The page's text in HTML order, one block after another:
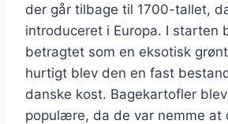
der går tilbage til 1700-tallet,
introduceret i Europa. I starten
betragtet som en eksotisk
hurtigt blev den en fast
danske kost. Bagekartofler
populære, da de var nemme at